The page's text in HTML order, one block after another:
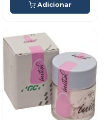
Adicionar